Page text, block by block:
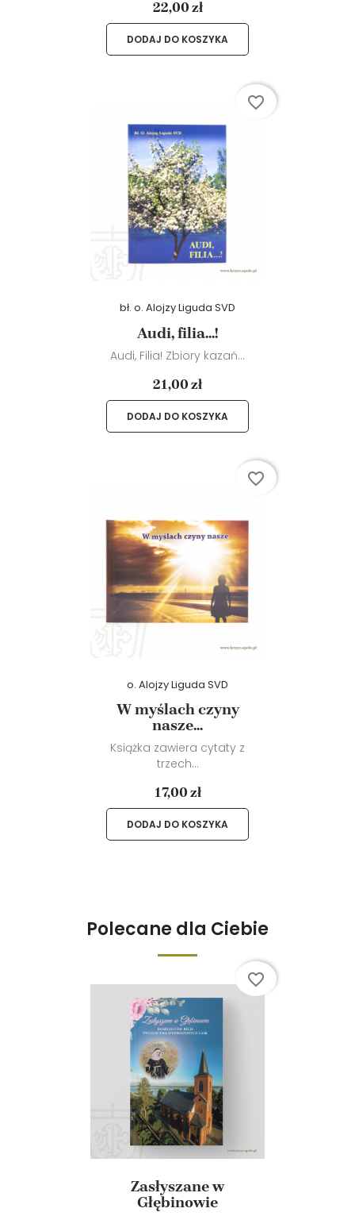
22,00 zł
DODAJ DO KOSZYKA
bł. o. Alojzy Liguda SVD
Audi, filia...!
Audi, Filia! Zbiory kazań...
21,00 zł
DODAJ DO KOSZYKA
favorite_border
o. Alojzy Liguda SVD
W myślach czyny
nasze...
Książka zawiera cytaty z
trzech...
17,00 zł
DODAJ DO KOSZYKA
favorite_border
Polecane dla Ciebie
Zasłyszane w
Głębinowie
favorite_border